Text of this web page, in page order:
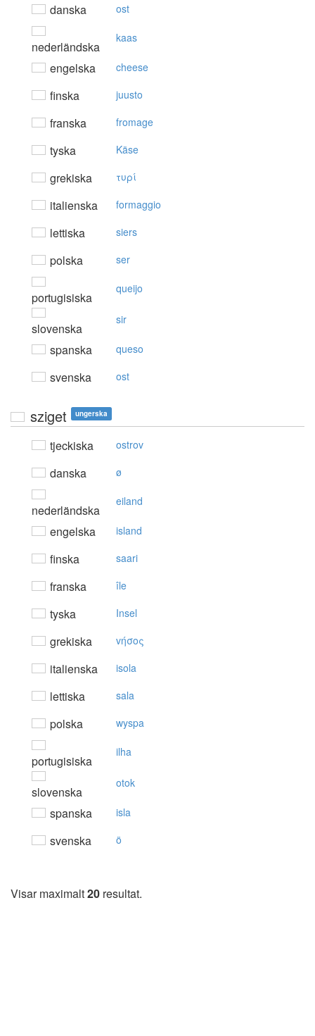
danska ost
nederländska
kaas
engelska cheese
finska juusto
franska fromage
tyska Käse
grekiska τυρί
italienska formaggio
lettiska siers
polska ser
portugisiska
queijo
slovenska
sir
spanska queso
svenska ost
sziget ungerska
tjeckiska ostrov
danska ø
nederländska
eiland
engelska island
finska saari
franska île
tyska Insel
grekiska vήσoς
italienska isola
lettiska sala
polska wyspa
portugisiska
ilha
slovenska
otok
spanska isla
svenska ö
Visar maximalt20 resultat.